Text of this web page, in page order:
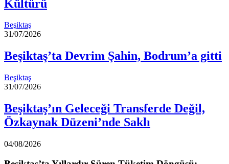
Kültürü
Beşiktaş
31/07/2026
Beşiktaş’ta Devrim Şahin, Bodrum’a gitti
Beşiktaş
31/07/2026
Beşiktaş’ın Geleceği Transferde Değil,
Özkaynak Düzeni’nde Saklı
04/08/2026